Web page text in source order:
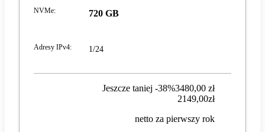
NVMe: 720 GB
Adresy IPv4: 1/24
Jeszcze taniej -38%3480,00 zł
2149,00 zł
2149,00zł
netto za pierwszy rok